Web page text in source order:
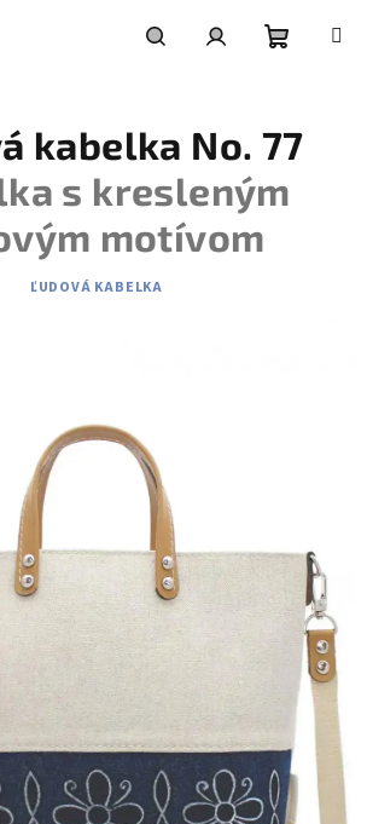
košík
kabelka No. 77
s kresleným
motívom
ĽUDOVÁ KABELKA